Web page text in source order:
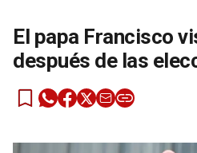
El papa Francisco
después de las